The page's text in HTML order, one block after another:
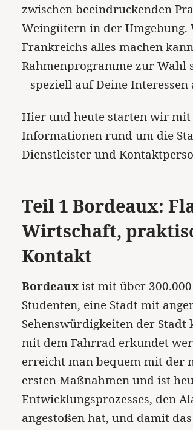
zwischen beeindruckenden
Weingütern in der
Frankreichs alles machen
Rahmenprogramme zur
– speziell auf Deine
Hier und heute starten wir
Informationen rund um die
Dienstleister und
Teil 1 Bordeaux:
Wirtschaft,
Kontakt
Bordeauxist mit über
Studenten, eine Stadt mit
Sehenswürdigkeiten der
mit dem Fahrrad erkundet
erreicht man bequem mit der
ersten Maßnahmen und ist
Entwicklungsprozesses, den
angestoßen hat, und damit